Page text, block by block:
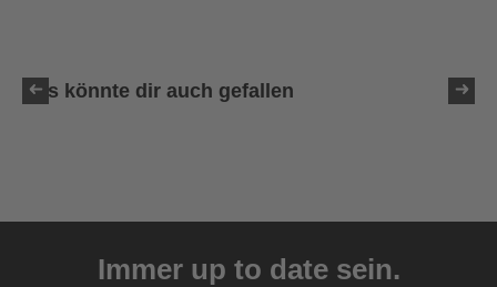
Das könnte dir auch gefallen
149,95 € UVPImmer up to date sein.